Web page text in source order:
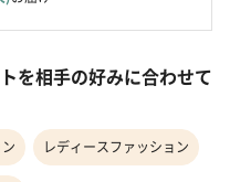
を相手の好みに合わせて
レディースファッション